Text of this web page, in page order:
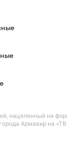
нацеленный на
Армавир на «ТВ